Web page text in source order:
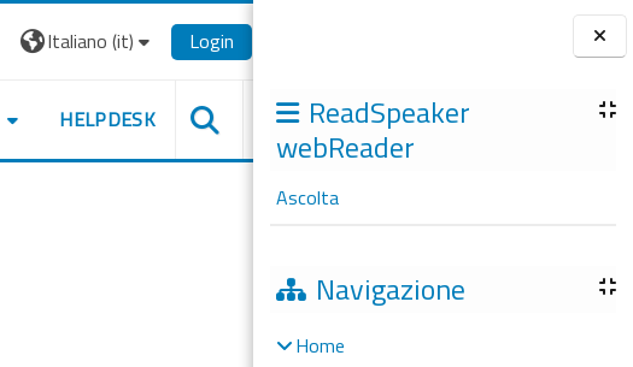
Blocchi
ReadSpeaker
webReader
Ascolta
Navigazione
Home
Italiano ‎(it)‎ Login
HELPDESK